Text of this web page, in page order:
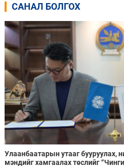
САНАЛ БОЛГОХ
Улаанбаатарын утааг бууруулах,
мэндийг хамгаалах төслийг